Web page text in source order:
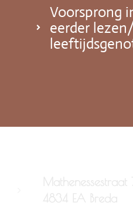
Voorsprong
eerder